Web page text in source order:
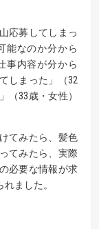
応募してしまっ
能なのか分から
事内容が分から
しまった」（32
（33歳・女性）
てみたら、髪色
てみたら、実際
必要な情報が求
ました。